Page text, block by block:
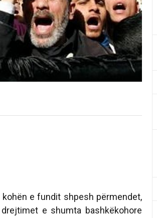
e fundit shpesh përmendet,
e shumta bashkëkohore